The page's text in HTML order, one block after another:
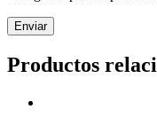
Productos